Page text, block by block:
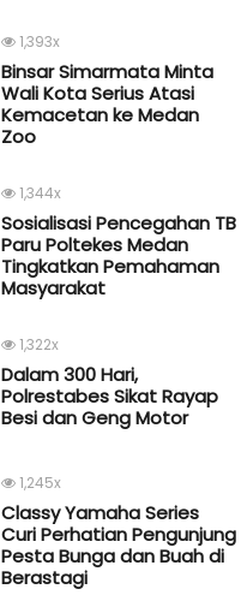
1,393x
Binsar Simarmata Minta
Wali Kota Serius Atasi
Kemacetan ke Medan
Zoo
1,344x
Sosialisasi Pencegahan TB
Paru Poltekes Medan
Tingkatkan Pemahaman
Masyarakat
1,322x
Dalam 300 Hari,
Polrestabes Sikat Rayap
Besi dan Geng Motor
1,245x
Classy Yamaha Series
Curi Perhatian Pengunjung
Pesta Bunga dan Buah di
Berastagi